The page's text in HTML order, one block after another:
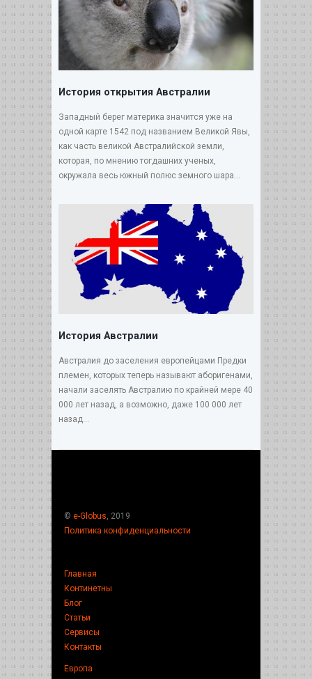
История открытия Австралии
Западный берег материка значится уже на
одной карте 1542 под названием Великой Явы,
как часть великой Австралийской земли,
которая, по мнению тогдашних ученых,
окружала весь южный полюс земного шара...
История Австралии
Австралия до заселения европейцами Предки
племен, которых теперь называют аборигенами,
начали заселять Австралию по крайней мере 40
000 лет назад, а возможно, даже 100 000 лет
назад...
© e-Globus , 2019
Политика конфиденциальности
Главная
Континетны
Блог
Статьи
Сервисы
Контакты
Европа